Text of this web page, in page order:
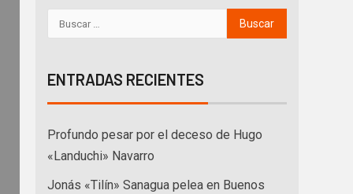
ENTRADAS RECIENTES
Profundo pesar por el deceso de Hugo
«Landuchi» Navarro
Jonás «Tilín» Sanagua pelea en Buenos